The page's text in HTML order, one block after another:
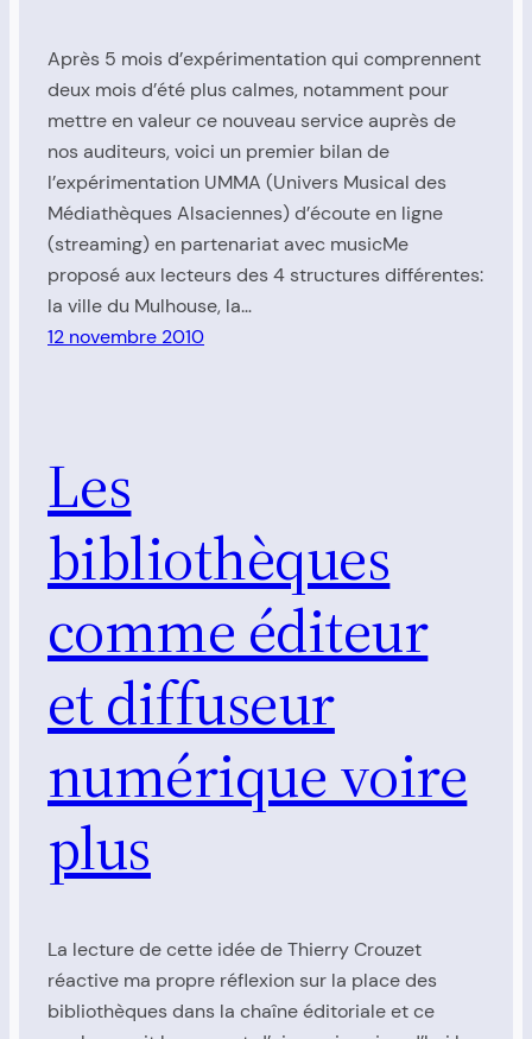
Après 5 mois d’expérimentation qui comprennent
deux mois d’été plus calmes, notamment pour
mettre en valeur ce nouveau service auprès de
nos auditeurs, voici un premier bilan de
l’expérimentation UMMA (Univers Musical des
Médiathèques Alsaciennes) d’écoute en ligne
(streaming) en partenariat avec musicMe
proposé aux lecteurs des 4 structures différentes:
la ville du Mulhouse, la…
12 novembre 2010
Les
bibliothèques
comme éditeur
et diffuseur
numérique voire
plus
La lecture de cette idée de Thierry Crouzet
réactive ma propre réflexion sur la place des
bibliothèques dans la chaîne éditoriale et ce